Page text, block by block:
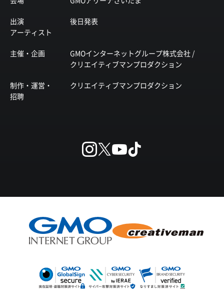
出演
アーティスト
後日発表
主催・企画
GMOインターネットグループ株式会社 /
クリエイティブマンプロダクション
制作・運営・
招聘
クリエイティブマンプロダクション